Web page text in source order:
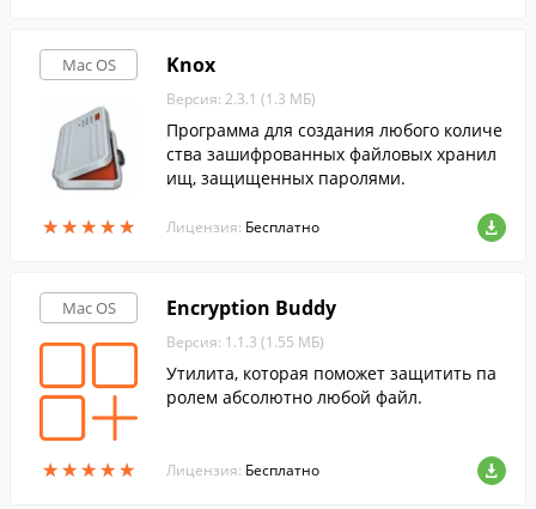
Mac OS
★★★★★
★★★★★
Knox
Версия: 2.3.1 (1.3 МБ)
Программа для создания любого количе
ства зашифрованных файловых хранил
ищ, защищенных паролями.
Лицензия: Бесплатно
Mac OS
★★★★★
★★★★★
Encryption Buddy
Версия: 1.1.3 (1.55 МБ)
Утилита, которая поможет защитить па
ролем абсолютно любой файл.
Лицензия: Бесплатно